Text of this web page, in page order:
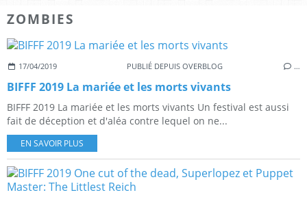
ZOMBIES
17/04/2019 PUBLIÉ DEPUIS OVERBLOG …
BIFFF 2019 La mariée et les morts vivants
BIFFF 2019 La mariée et les morts vivants Un festival est aussi
fait de déception et d'aléa contre lequel on ne...
EN SAVOIR PLUS